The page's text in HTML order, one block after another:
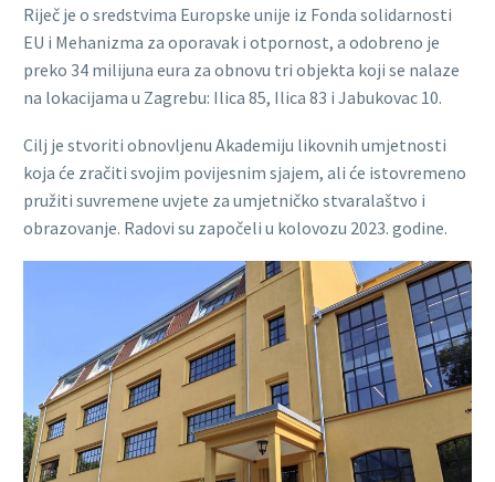
Riječ je o sredstvima Europske unije iz Fonda solidarnosti
EU i Mehanizma za oporavak i otpornost, a odobreno je
preko 34 milijuna eura za obnovu tri objekta koji se nalaze
na lokacijama u Zagrebu: Ilica 85, Ilica 83 i Jabukovac 10.
Cilj je stvoriti obnovljenu Akademiju likovnih umjetnosti
koja će zračiti svojim povijesnim sjajem, ali će istovremeno
pružiti suvremene uvjete za umjetničko stvaralaštvo i
obrazovanje. Radovi su započeli u kolovozu 2023. godine.